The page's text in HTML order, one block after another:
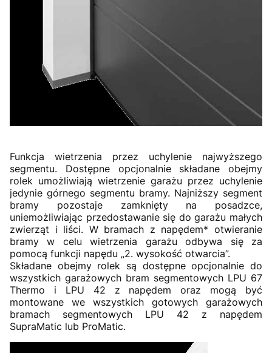
Funkcja wietrzenia przez uchylenie najwyższego
segmentu. Dostępne opcjonalnie składane obejmy
rolek umożliwiają wietrzenie garażu przez uchylenie
jedynie górnego segmentu bramy. Najniższy segment
bramy pozostaje zamknięty na posadzce,
uniemożliwiając przedostawanie się do garażu małych
zwierząt i liści. W bramach z napędem* otwieranie
bramy w celu wietrzenia garażu odbywa się za
pomocą funkcji napędu „2. wysokość otwarcia”.
Składane obejmy rolek są dostępne opcjonalnie do
wszystkich garażowych bram segmentowych LPU 67
Thermo i LPU 42 z napędem oraz mogą być
montowane we wszystkich gotowych garażowych
bramach segmentowych LPU 42 z napędem
SupraMatic lub ProMatic.